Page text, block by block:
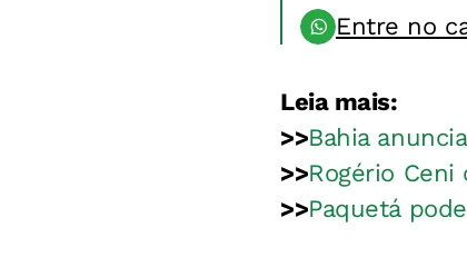
Entre no
Leia mais:
>>Bahia
>>Rogério
>>Paquetá